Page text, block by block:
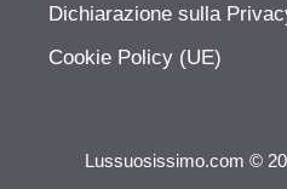
Dichiarazione sulla
Cookie Policy (UE)
Lussuosissimo.com ©